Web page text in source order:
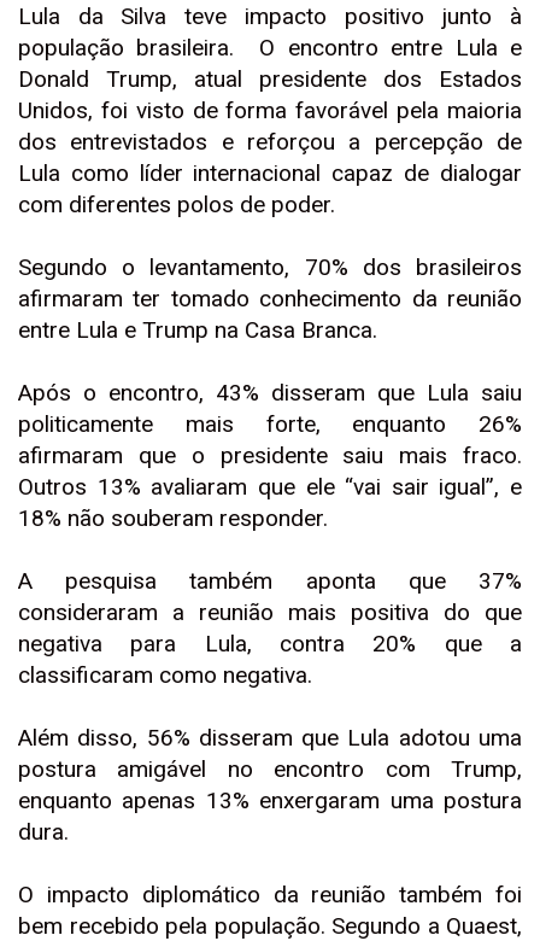
Lula da Silva teve impacto positivo junto à
população brasileira. O encontro entre Lula e
Donald Trump, atual presidente dos Estados
Unidos, foi visto de forma favorável pela maioria
dos entrevistados e reforçou a percepção de
Lula como líder internacional capaz de dialogar
com diferentes polos de poder.
Segundo o levantamento, 70% dos brasileiros
afirmaram ter tomado conhecimento da reunião
entre Lula e Trump na Casa Branca.
Após o encontro, 43% disseram que Lula saiu
politicamente mais forte, enquanto 26%
afirmaram que o presidente saiu mais fraco.
Outros 13% avaliaram que ele “vai sair igual”, e
18% não souberam responder.
A pesquisa também aponta que 37%
consideraram a reunião mais positiva do que
negativa para Lula, contra 20% que a
classificaram como negativa.
Além disso, 56% disseram que Lula adotou uma
postura amigável no encontro com Trump,
enquanto apenas 13% enxergaram uma postura
dura.
O impacto diplomático da reunião também foi
bem recebido pela população. Segundo a Quaest,